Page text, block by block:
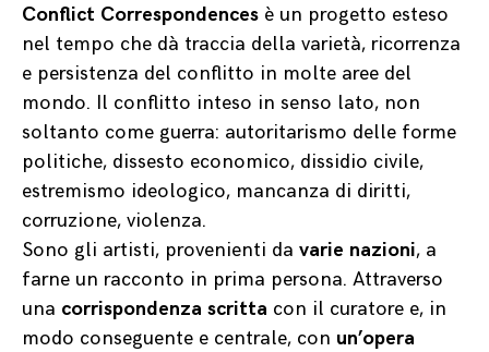
Conflict Correspondences è un progetto esteso
nel tempo che dà traccia della varietà, ricorrenza
e persistenza del conflitto in molte aree del
mondo. Il conflitto inteso in senso lato, non
soltanto come guerra: autoritarismo delle forme
politiche, dissesto economico, dissidio civile,
estremismo ideologico, mancanza di diritti,
corruzione, violenza.
Sono gli artisti, provenienti da varie nazioni, a
farne un racconto in prima persona. Attraverso
una corrispondenza scritta con il curatore e, in
modo conseguente e centrale, con un’opera